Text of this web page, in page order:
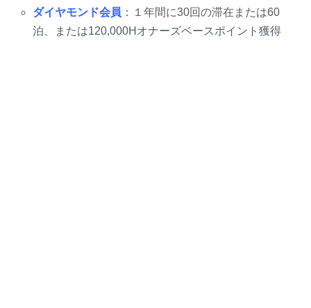
ダイヤモンド会員 ：１年間に30回の滞在または60
泊、または120,000Hオナーズベースポイント獲得